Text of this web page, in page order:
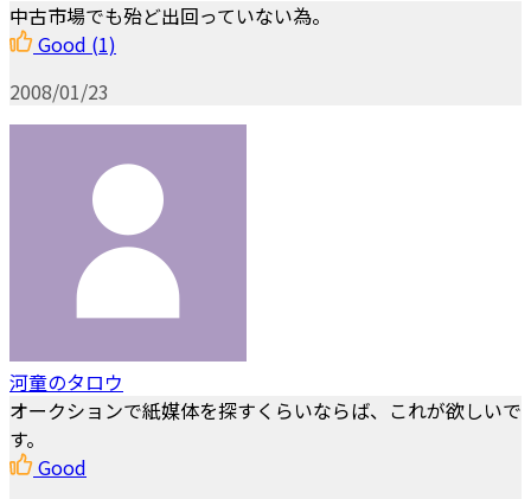
中古市場でも殆ど出回っていない為。
Good (1)
2008/01/23
河童のタロウ
オークションで紙媒体を探すくらいならば、これが欲しいで
す。
Good